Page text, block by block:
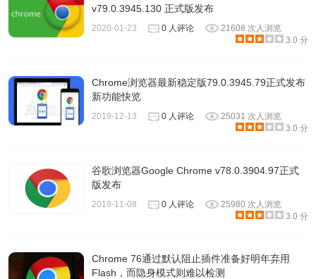
v79.0.3945.130 正式版发布
2020-01-23 0 人评论
21608 次人浏览
3.0 分
Chrome浏览器最新稳定版79.0.3945.79正式发布
新功能快览
2019-12-13 0 人评论
25031 次人浏览
3.0 分
谷歌浏览器Google Chrome v78.0.3904.97正式
版发布
2019-11-08 0 人评论
25980 次人浏览
3.0 分
Chrome 76通过默认阻止插件准备好明年弃用
Flash，而隐身模式则难以检测